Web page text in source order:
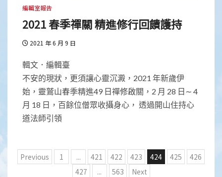
編輯室報告
2021 春季禪關 精進修行回饋護持
2021 年 6 月 9 日
輯文．編輯臺
不安的現狀，更須讓心靈沉澱，2021 年新歲伊
始，靈鷲山春季精進49 日禪修啟關，2 月 28 日∼ 4
月 18 日，百餘位僧眾收攝身心， 透過開山住持心
道法師引領
文
Previous 1 ... 421 422 423 424 425
426
427
... 563 Next